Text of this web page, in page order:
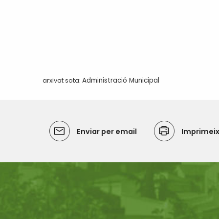
arxivat sota: Administració Municipal
Enviar per email